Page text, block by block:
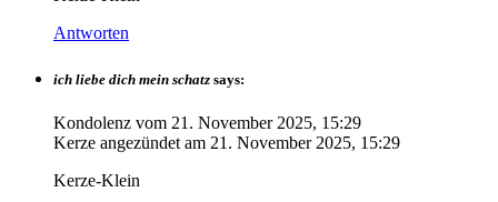
Antworten
ich liebe dich mein schatz says:
Kondolenz vom 21. November 2025, 15:29
Kerze angezündet am 21. November 2025, 15:29
Kerze-Klein